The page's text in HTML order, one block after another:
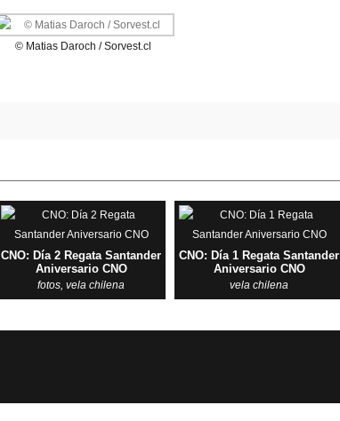
© Matias Daroch / Sorvest.cl
CNO: Día 2 Regata Santander
Aniversario CNO
fotos, vela chilena
CNO: Día 1 Regata Santander
Aniversario CNO
vela chilena